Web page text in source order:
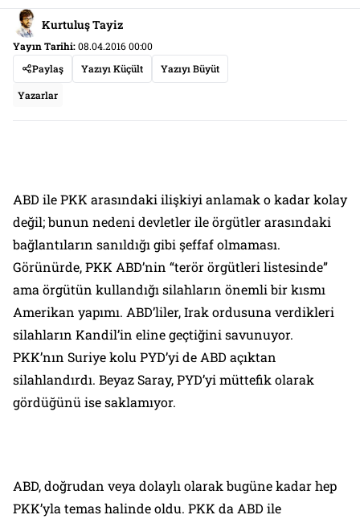
Kurtuluş Tayiz
Yayın Tarihi:08.04.2016 00:00
Paylaş
Yazıyı Küçült Yazıyı Büyüt
Yazarlar
ABD ile PKK arasındaki ilişkiyi anlamak o kadar kolay
değil; bunun nedeni devletler ile örgütler arasındaki
bağlantıların sanıldığı gibi şeffaf olmaması.
Görünürde, PKK ABD’nin “terör örgütleri listesinde”
ama örgütün kullandığı silahların önemli bir kısmı
Amerikan yapımı. ABD’liler, Irak ordusuna verdikleri
silahların Kandil’in eline geçtiğini savunuyor.
PKK’nın Suriye kolu PYD’yi de ABD açıktan
silahlandırdı. Beyaz Saray, PYD’yi müttefik olarak
gördüğünü ise saklamıyor.
ABD, doğrudan veya dolaylı olarak bugüne kadar hep
PKK’yla temas halinde oldu. PKK da ABD ile